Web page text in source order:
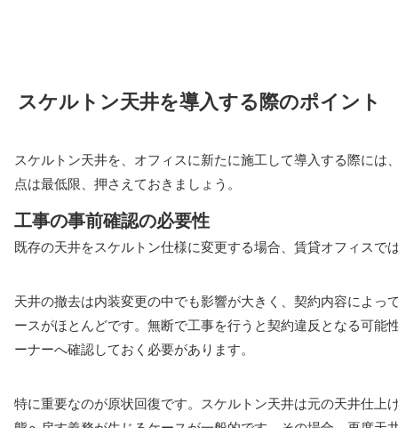
スケルトン天井を導入する際のポイント
スケルトン天井を、オフィスに新たに施工して導入する際には
点は最低限、押さえておきましょう。
工事の事前確認の必要性
既存の天井をスケルトン仕様に変更する場合、賃貸オフィスで
天井の撤去は内装変更の中でも影響が大きく、契約内容によっ
ースがほとんどです。無断で工事を行うと契約違反となる可能
ーナーへ確認しておく必要があります。
特に重要なのが原状回復です。スケルトン天井は元の天井仕上